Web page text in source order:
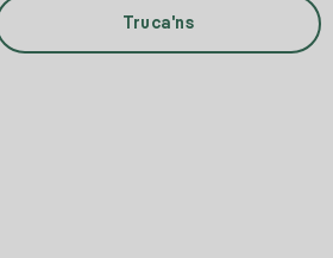
Truca'ns